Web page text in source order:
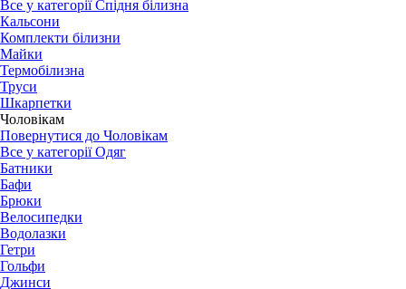
Все у категорії Спідня білизна
Кальсони
Комплекти білизни
Майки
Термобілизна
Труси
Шкарпетки
Чоловікам
Повернутися до Чоловікам
Все у категорії Одяг
Батники
Бафи
Брюки
Велосипедки
Водолазки
Гетри
Гольфи
Джинси